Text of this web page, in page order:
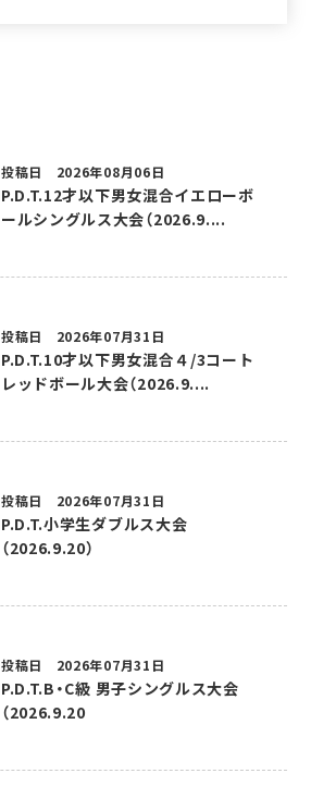
投稿日 2026年08月06日
P.D.T.12才以下男女混合イエローボ
ールシングルス大会（2026.9....
投稿日 2026年07月31日
P.D.T.10才以下男女混合４/3コート
レッドボール大会（2026.9....
投稿日 2026年07月31日
P.D.T.小学生ダブルス大会
（2026.9.20）
投稿日 2026年07月31日
P.D.T.B・C級 男子シングルス大会
（2026.9.20